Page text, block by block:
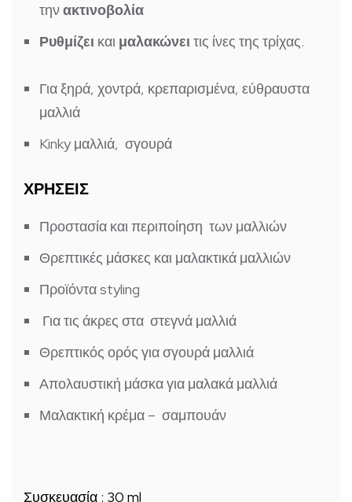
τηνακτινοβολία
Ρυθμίζει και μαλακώνει τις ίνες της τρίχας.
Για ξηρά, χοντρά, κρεπαρισμένα, εύθραυστα
μαλλιά
Kinky μαλλιά, σγουρά
ΧΡΗΣΕΙΣ
Προστασία και περιποίηση των μαλλιών
Θρεπτικές μάσκες και μαλακτικά μαλλιών
Προϊόντα styling
Για τις άκρες στα στεγνά μαλλιά
Θρεπτικός ορός για σγουρά μαλλιά
Απολαυστική μάσκα για μαλακά μαλλιά
Μαλακτική κρέμα – σαμπουάν
Συσκευασία : 30 ml